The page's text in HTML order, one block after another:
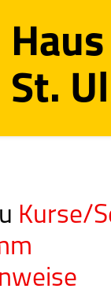
Haus
St.
Kurse/